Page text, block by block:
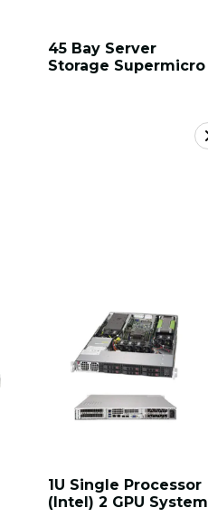
45 Bay Server
Storage Supermicro
1U Single Processor
(Intel) 2 GPU System